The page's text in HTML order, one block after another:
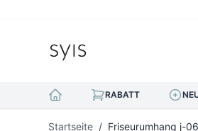
RABATT
Startseite / Friseurumhang j-06